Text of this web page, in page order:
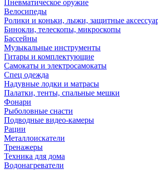
Пневматическое оружие
Велосипеды
Ролики и коньки, лыжи, защитные
Бинокли, телескопы, микроскопы
Бассейны
Музыкальные инструменты
Гитары и комплектующие
Самокаты и электросамокаты
Спец одежда
Надувные лодки и матрасы
Палатки, тенты, спальные мешки
Фонари
Рыболовные снасти
Подводные видео-камеры
Рации
Металлоискатели
Тренажеры
Техника для дома
Водонагреватели